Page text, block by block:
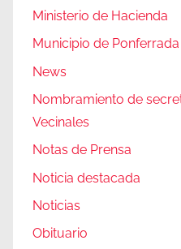
Ministerio de Hacienda
Municipio de Ponferrada
News
Nombramiento de
Vecinales
Notas de Prensa
Noticia destacada
Noticias
Obituario